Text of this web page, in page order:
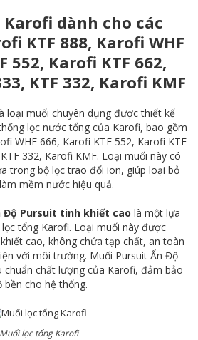
dành cho các
KTF 888, Karofi WHF
552, Karofi KTF 662,
KTF 332, Karofi KMF
loại muối chuyên dụng được thiết kế
lọc nước tổng của Karofi, bao gồm
WHF 666, Karofi KTF 552, Karofi KTF
332, Karofi KMF. Loại muối này có
trong bộ lọc trao đổi ion, giúp loại bỏ
mềm nước hiệu quả.
Độ Pursuit tinh khiết cao là một lựa
tổng Karofi. Loại muối này được
cao, không chứa tạp chất, an toàn
với môi trường. Muối Pursuit Ấn Độ
chất lượng của Karofi, đảm bảo
bền cho hệ thống.
Muối lọc tổng Karofi